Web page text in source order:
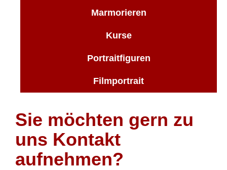
Marmorieren
Kurse
Portraitfiguren
Filmportrait
Sie möchten gern zu
uns Kontakt
aufnehmen?